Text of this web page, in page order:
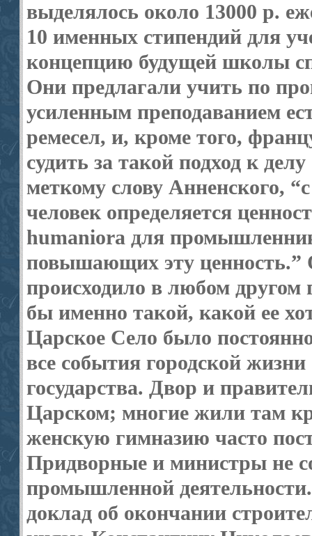
выделялось около 13000 р.
10 именных стипендий для
концепцию будущей школы
Они предлагали учить по
усиленным преподаванием
ремесел, и, кроме того,
судить за такой подход к
меткому слову Анненского,
человек определяется
humaniora для
повышающих эту ценность.”
происходило в любом другом
бы именно такой, какой ее
Царское Село было
все события городской
государства. Двор и
Царском; многие жили там
женскую гимназию часто
Придворные и министры не
промышленной
доклад об окончании